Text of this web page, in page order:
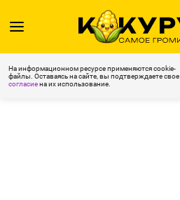
На информационном ресурсе применяются cookie-
файлы. Оставаясь на сайте, вы подтверждаете свое
согласиена их использование.